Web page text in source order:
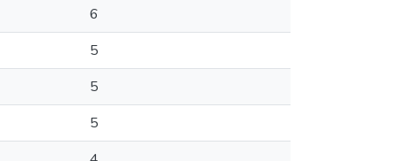
6
5
5
5